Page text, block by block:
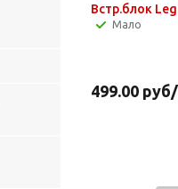
Встр.блок
Мало
499.00 руб